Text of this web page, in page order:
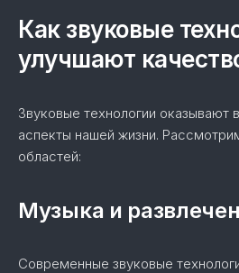
Как звуковые
улучшают
Звуковые технологии оказывают
аспекты нашей жизни.
областей:
Музыка и
Современные звуковые